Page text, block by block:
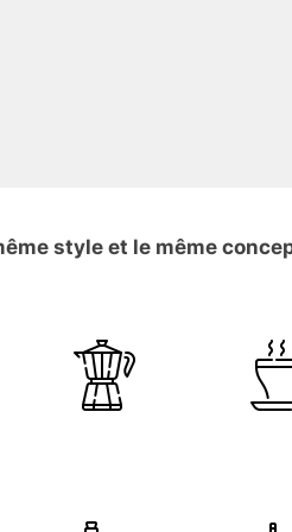
style et le même